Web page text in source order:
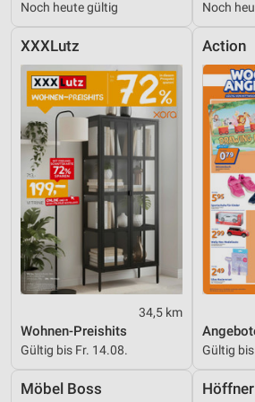
Noch heute gültig Noch
XXXLutz
34,5 km
Wohnen-Preishits
Gültig bis Fr. 14.08.
Action
Gültig
Möbel Boss Höffner